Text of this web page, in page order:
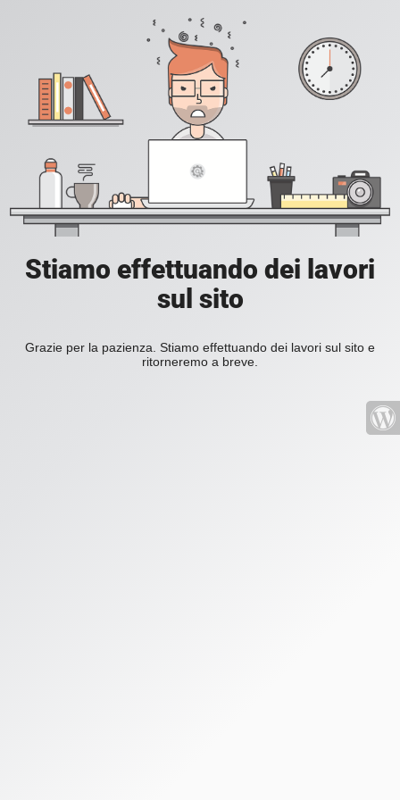
Stiamo effettuando dei lavori
sul sito
Grazie per la pazienza. Stiamo effettuando dei lavori sul sito e
ritorneremo a breve.